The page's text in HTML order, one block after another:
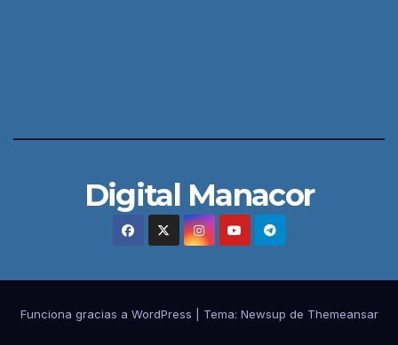
Digital Manacor
Funciona gracias a WordPress Tema: Newsup de Themeansar